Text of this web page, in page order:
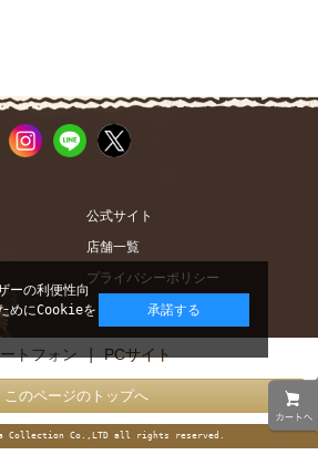
公式サイト
店舗一覧
プライバシーポリシー
ートフォン |PCサイト
このページのトップへ
Collection Co.,LTD all rights reserved.
ーの利便性向
めにCookieを
承諾する